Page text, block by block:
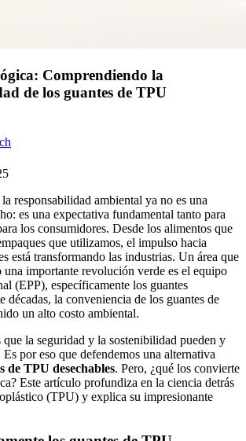
Comprendiendo la
de los guantes de TPU
responsabilidad ambiental ya no es una
es una expectativa fundamental tanto para
los consumidores. Desde los alimentos que
que utilizamos, el impulso hacia
está transformando las industrias. Un área que
una importante revolución verde es el equipo
(EPP), específicamente los guantes
décadas, la conveniencia de los guantes de
un alto costo ambiental.
la seguridad y la sostenibilidad pueden y
por eso que defendemos una alternativa
de TPU desechables. Pero, ¿qué los convierte
Este artículo profundiza en la ciencia detrás
(TPU) y explica su impresionante